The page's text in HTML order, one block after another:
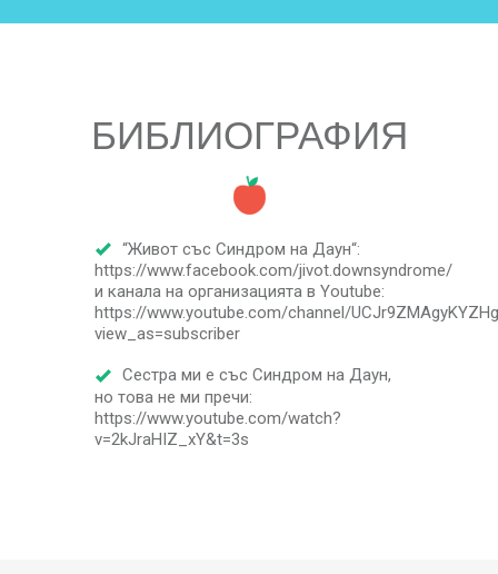
БИБЛИОГРАФИЯ
“Живот със Синдром на Даун“:
https://www.facebook.com/jivot.downsyndrome/
и канала на организацията в Youtube:
https://www.youtube.com/channel/
view_as=subscriber
Сестра ми е със Синдром на Даун,
но това не ми пречи:
https://www.youtube.com/watch?
v=2kJraHIZ_xY&t=3s